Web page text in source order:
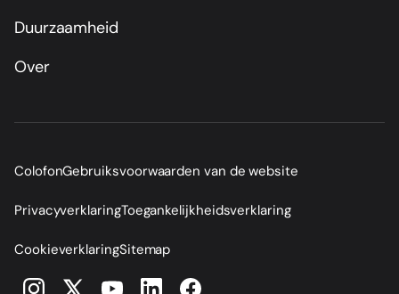
Duurzaamheid
Over
ColofonGebruiksvoorwaarden van de website
PrivacyverklaringToegankelijkheidsverklaring
CookieverklaringSitemap